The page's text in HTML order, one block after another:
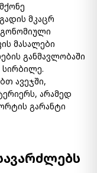
მკაცრ
მასალები
განმავლობაში
სირბილე.
ავეჯში,
არამედ
გარანტი